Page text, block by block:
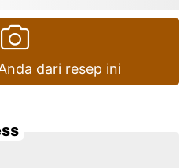
dari resep ini